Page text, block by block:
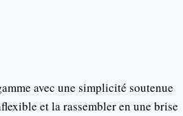
avec une simplicité soutenue
et la rassembler en une brise